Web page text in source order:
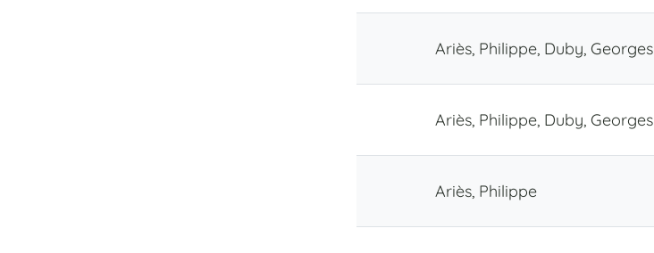
Ariès, Philippe, Duby, Georges
Ariès, Philippe, Duby, Georges
Ariès, Philippe